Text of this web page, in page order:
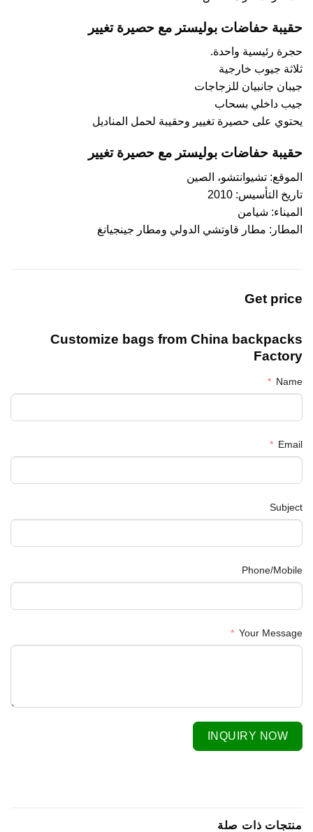
حقيبة حفاضات بوليستر مع حصيرة تغيير
حجرة رئيسية واحدة.
ثلاثة جيوب خارجية
جيبان جانبيان للزجاجات
جيب داخلي بسحاب
يحتوي على حصيرة تغيير وحقيبة لحمل المناديل
حقيبة حفاضات بوليستر مع حصيرة تغيير
الموقع: تشيوانتشو، الصين
تاريخ التأسيس: 2010
الميناء: شيامن
المطار: مطار قاوتشي الدولي ومطار جينجيانغ
Get price
Customize bags from China backpacks
Factory
Name
Email
Subject
Phone/Mobile
Your Message
INQUIRY NOW
منتجات ذات صلة